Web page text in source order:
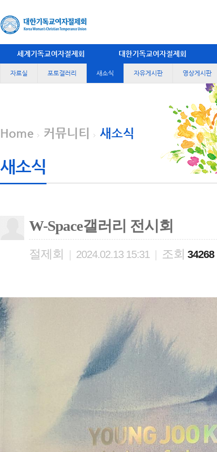
세계기독교여자절제회 대한기독교여자절제회
자료실 포토갤러리 새소식 자유게시판 영상게시판
Home 커뮤니티 새소식
새소식
W-Space갤러리 전시회
절제회 | 2024.02.13 15:31 | 조회 34268